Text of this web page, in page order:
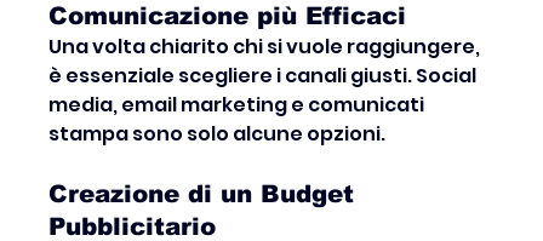
Comunicazione più Efficaci
Una volta chiarito chi si vuole raggiungere,
è essenziale scegliere i canali giusti. Social
media, email marketing e comunicati
stampa sono solo alcune opzioni.
Creazione di un Budget
Pubblicitario